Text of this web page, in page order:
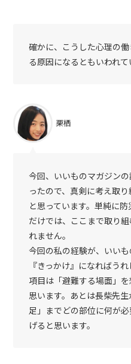
確かに、こうした心理の
る原因になるともいわれて
栗栖
今回、いいものマガジン
ったので、真剣に考え取
と思っています。単純に
だけでは、ここまで取り
れません。
今回の私の経験が、いい
『きっかけ』になればう
項目は「避難する場面」
思います。あとは長柴先
足」までどの部位に何が
げると思います。